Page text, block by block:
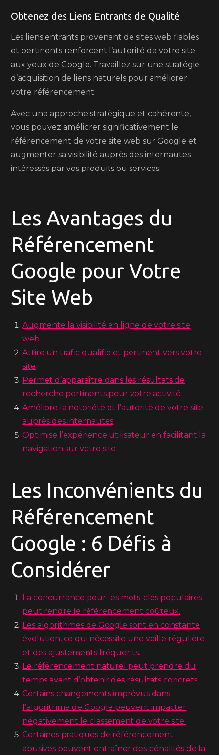
Obtenez des Liens Entrants de Qualité
Les liens entrants provenant de sites web fiables
et pertinents renforcent l’autorité de votre site
aux yeux de Google. Travaillez sur une stratégie
d’acquisition de liens naturels pour améliorer
votre référencement.
Avec une approche stratégique et cohérente,
vous pouvez améliorer significativement le
référencement de votre site web sur Google et
augmenter sa visibilité auprès des internautes
intéressés par vos produits ou services.
Les Avantages du
Référencement
Google pour Votre
Site Web
Augmente la visibilité en ligne de votre site
web
Attire un trafic qualifié et pertinent vers votre
site
Permet d’apparaître dans les résultats de
recherche pertinents pour votre activité
Améliore la notoriété et l’autorité de votre site
auprès des internautes
Optimise l’expérience utilisateur en facilitant la
navigation sur votre site
Les Inconvénients du
Référencement
Google : 6 Défis à
Considérer
La concurrence pour les mots-clés populaires
peut rendre le référencement coûteux.
Les algorithmes de Google sont en constante
évolution, ce qui nécessite une veille régulière
et des ajustements fréquents.
Le référencement naturel peut prendre du
temps avant d’obtenir des résultats concrets.
Certains changements imprévus dans
l’algorithme de Google peuvent impacter
négativement le classement de votre site.
Certaines pratiques de référencement
abusives peuvent entraîner des pénalités de la